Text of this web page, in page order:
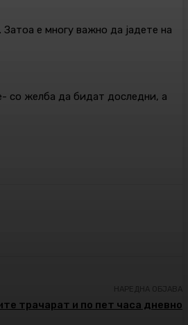
е многу важно да јадете на
со желба да бидат доследни, а
трачарат и по пет часа дневно